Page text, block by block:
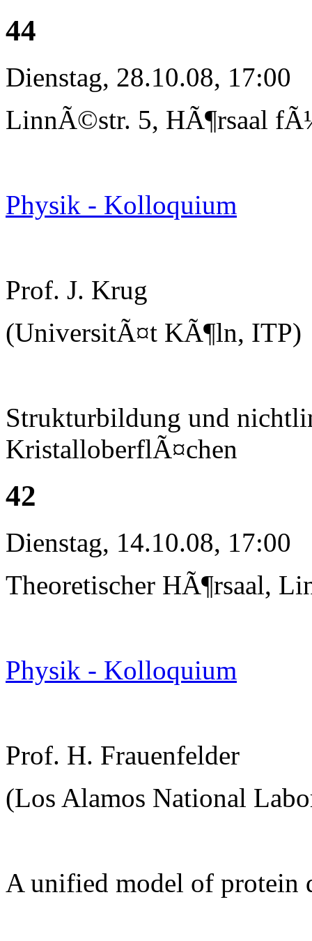
44
Dienstag, 28.10.08, 17:00
LinnÃ©str. 5, HÃ¶rsaal
Physik - Kolloquium
Prof. J. Krug
(UniversitÃ¤t KÃ¶ln, ITP)
Strukturbildung und
KristalloberflÃ¤chen
42
Dienstag, 14.10.08, 17:00
Theoretischer HÃ¶rsaal,
Physik - Kolloquium
Prof. H. Frauenfelder
(Los Alamos National
A unified model of protein